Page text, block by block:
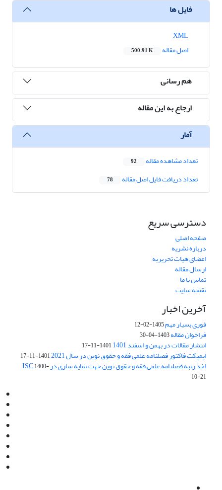
فایل ها
اصل مقاله
500.91 K
هم رسانی
ارجاع به این مقاله
آمار
تعداد مشاهده مقاله 92
تعداد دریافت فایل اصل مقاله 78
دسترسی سریع
صفحه اصلی
درباره نشریه
اعضای هیات تحریریه
ارسال مقاله
تماس با ما
نقشه سایت
آخرین اخبار
فوری بسیار مهم1405-02-12
فراخوان مقاله1403-04-30
انتشار مقالات در بهمن و اسفند 1401 1401-11-17
ایمپکت فاکتور فصلنامه علمی فقه و حقوق نوین در سال 2021 1401-11-17
اخذ رتبه فصلنامه علمی فقه و حقوق نوین جهت نمایه سازی در ISC1400-
10-21